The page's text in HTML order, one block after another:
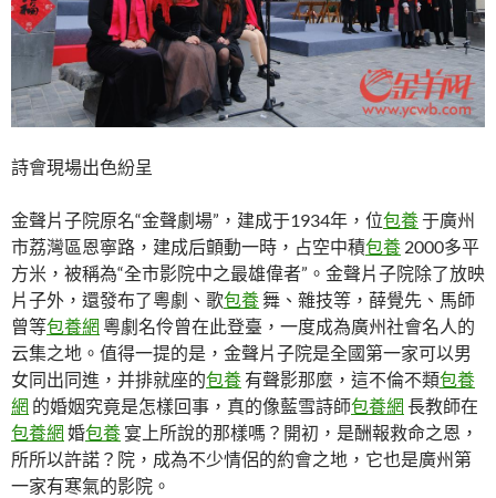
詩會現場出色紛呈
金聲片子院原名“金聲劇場”，建成于1934年，位包養于廣州
市荔灣區恩寧路，建成后顫動一時，占空中積包養 2000多平
方米，被稱為“全市影院中之最雄偉者”。金聲片子院除了放映
片子外，還發布了粵劇、歌包養舞、雜技等，薛覺先、馬師
曾等包養網 粵劇名伶曾在此登臺，一度成為廣州社會名人的
云集之地。值得一提的是，金聲片子院是全國第一家可以男
女同出同進，并排就座的包養 有聲影那麼，這不倫不類包養
網 的婚姻究竟是怎樣回事，真的像藍雪詩師包養網 長教師在
包養網 婚包養 宴上所說的那樣嗎？開初，是酬報救命之恩，
所所以許諾？院，成為不少情侶的約會之地，它也是廣州第
一家有寒氣的影院。